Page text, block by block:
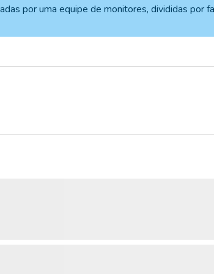
por uma equipe de monitores, divididas por